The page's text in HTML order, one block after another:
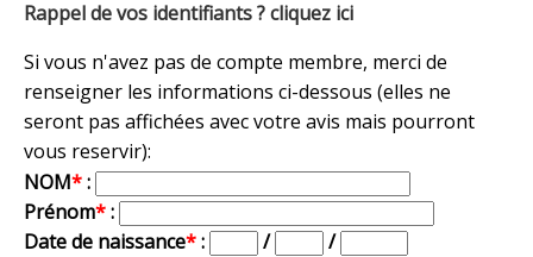
Rappel de vos identifiants ? cliquez ici
Si vous n'avez pas de compte membre, merci de
renseigner les informations ci-dessous (elles ne
seront pas affichées avec votre avis mais pourront
vous reservir):
NOM*:
Prénom*:
Date de naissance*: /
/